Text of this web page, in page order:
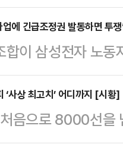
서 판…
회 간담회를 마치
)에는 어버이날 기
골적인 전국 시장
대위원장은…
다. 중앙노동위
하는 특별보상 가
없이는 의미 없다"
사측은 이날 노조
사후조정 과정
. 앞서 중노위도
에 긴급조정권 발동하면 투
합이 삼성전자 노
에 나서겠다고 경
업중지권인 긴급
3권을 난도질하는
조의 파업 가능성
상 최고치’ 어디까지 [시황]
음으로 8000선을
9시 41분 현재